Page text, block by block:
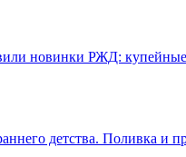
новинки РЖД:
детства. Поливка и